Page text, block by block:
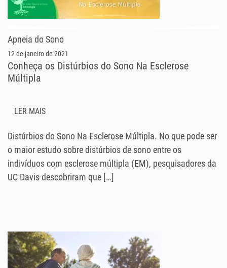
Apneia do Sono
12 de janeiro de 2021
Conheça os Distúrbios do Sono Na Esclerose
Múltipla
LER MAIS
Distúrbios do Sono Na Esclerose Múltipla. No que pode ser
o maior estudo sobre distúrbios de sono entre os
indivíduos com esclerose múltipla (EM), pesquisadores da
UC Davis descobriram que […]